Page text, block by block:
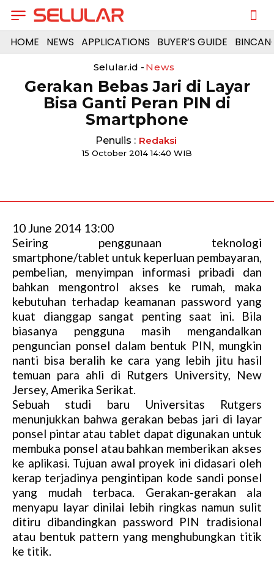
HOME NEWS APPLICATIONS BUYER’S GUIDE
Selular.id - News
Gerakan Bebas Jari di Layar
Bisa Ganti Peran PIN di
Smartphone
Penulis : Redaksi
15 October 2014 14:40 WIB
10 June 2014 13:00
Seiring penggunaan teknologi
smartphone/tablet untuk keperluan pembayaran,
pembelian, menyimpan informasi pribadi dan
bahkan mengontrol akses ke rumah, maka
kebutuhan terhadap keamanan password yang
kuat dianggap sangat penting saat ini. Bila
biasanya pengguna masih mengandalkan
penguncian ponsel dalam bentuk PIN, mungkin
nanti bisa beralih ke cara yang lebih jitu hasil
temuan para ahli di Rutgers University, New
Jersey, Amerika Serikat.
Sebuah studi baru Universitas Rutgers
menunjukkan bahwa gerakan bebas jari di layar
ponsel pintar atau tablet dapat digunakan untuk
membuka ponsel atau bahkan memberikan akses
ke aplikasi. Tujuan awal proyek ini didasari oleh
kerap terjadinya pengintipan kode sandi ponsel
yang mudah terbaca. Gerakan-gerakan ala
menyapu layar dinilai lebih ringkas namun sulit
ditiru dibandingkan password PIN tradisional
atau bentuk pattern yang menghubungkan titik
ke titik.